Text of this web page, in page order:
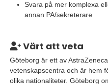
Svara på mer komplexa
annan PA/sekreterare
Värt att veta
Göteborg är ett av
vetenskapscentra och är hem
olika nationaliteter. Göteborg